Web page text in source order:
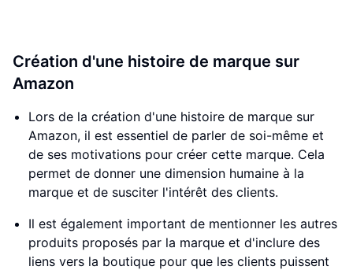
Création d'une histoire de marque sur
Amazon
Lors de la création d'une histoire de marque sur
Amazon, il est essentiel de parler de soi-même et
de ses motivations pour créer cette marque. Cela
permet de donner une dimension humaine à la
marque et de susciter l'intérêt des clients.
Il est également important de mentionner les autres
produits proposés par la marque et d'inclure des
liens vers la boutique pour que les clients puissent